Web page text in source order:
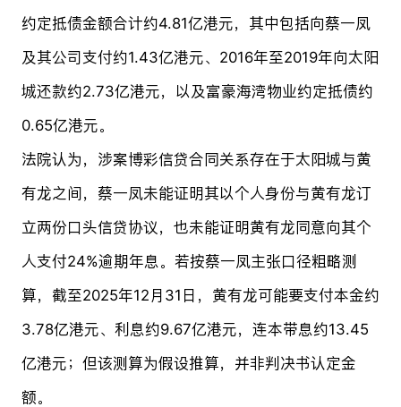
约定抵债金额合计约4.81亿港元，其中包括向蔡一凤
及其公司支付约1.43亿港元、2016年至2019年向太阳
城还款约2.73亿港元，以及富豪海湾物业约定抵债约
0.65亿港元。
法院认为，涉案博彩信贷合同关系存在于太阳城与黄
有龙之间，蔡一凤未能证明其以个人身份与黄有龙订
立两份口头信贷协议，也未能证明黄有龙同意向其个
人支付24%逾期年息。若按蔡一凤主张口径粗略测
算，截至2025年12月31日，黄有龙可能要支付本金约
3.78亿港元、利息约9.67亿港元，连本带息约13.45
亿港元；但该测算为假设推算，并非判决书认定金
额。